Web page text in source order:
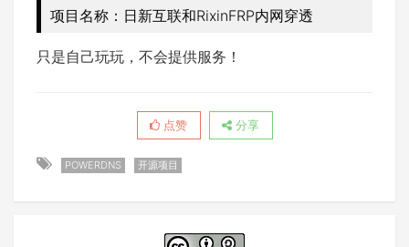
项目名称：日新互联和RixinFRP内网穿透
只是自己玩玩，不会提供服务！
点赞 分享
POWERDNS 开源项目